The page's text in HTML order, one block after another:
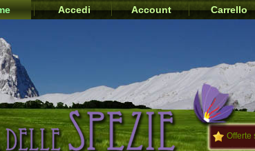
Accedi Account Carrello
Offerte